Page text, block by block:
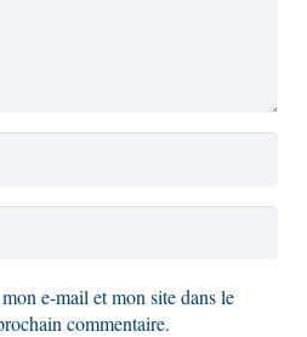
e-mail et mon site dans le
commentaire.